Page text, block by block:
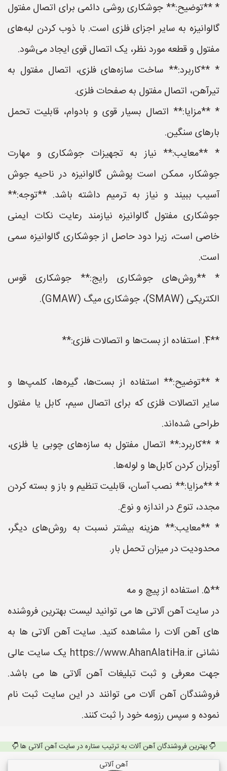
* **توضیح:** جوشکاری روشی دائمی برای اتصال مفتول
گالوانیزه به سایر اجزای فلزی است. با ذوب کردن لبه‌های
مفتول و قطعه مورد نظر، یک اتصال قوی ایجاد می‌شود.
* **کاربرد:** ساخت سازه‌های فلزی، اتصال مفتول به
تیرآهن، اتصال مفتول به صفحات فلزی.
* **مزایا:** اتصال بسیار قوی و بادوام، قابلیت تحمل
بارهای سنگین.
* **معایب:** نیاز به تجهیزات جوشکاری و مهارت
جوشکار، ممکن است پوشش گالوانیزه در ناحیه جوش
آسیب ببیند و نیاز به ترمیم داشته باشد. **توجه:**
جوشکاری مفتول گالوانیزه نیازمند رعایت نکات ایمنی
خاصی است، زیرا دود حاصل از جوشکاری گالوانیزه سمی
است.
* **روش‌های جوشکاری رایج:** جوشکاری قوس
الکتریکی (SMAW)، جوشکاری میگ (GMAW).
**4. استفاده از بست‌ها و اتصالات فلزی:**
* **توضیح:** استفاده از بست‌ها، گیره‌ها، کلمپ‌ها و
سایر اتصالات فلزی که برای اتصال سیم، کابل یا مفتول
طراحی شده‌اند.
* **کاربرد:** اتصال مفتول به سازه‌های چوبی یا فلزی،
آویزان کردن کابل‌ها و لوله‌ها.
* **مزایا:** نصب آسان، قابلیت تنظیم و باز و بسته کردن
مجدد، تنوع در اندازه و نوع.
* **معایب:** هزینه بیشتر نسبت به روش‌های دیگر،
محدودیت در میزان تحمل بار.
**5. استفاده از پیچ و مه
در سایت آهن آلاتی ها می توانید لیست بهترین فروشنده
های آهن آلات را مشاهده کنید. سایت آهن آلاتی ها به
نشانی https://www.AhanAlatiHa.ir یک سایت عالی
جهت معرفی و ثبت تبلیغات آهن آلاتی ها می باشد.
فروشندگان آهن آلات می توانند در این سایت ثبت نام
نموده و سپس رزومه خود را ثبت کنند.
بهترین فروشندگان آهن آلات به ترتیب ستاره در سایت آهن آلاتی ها
آهن آلاتی